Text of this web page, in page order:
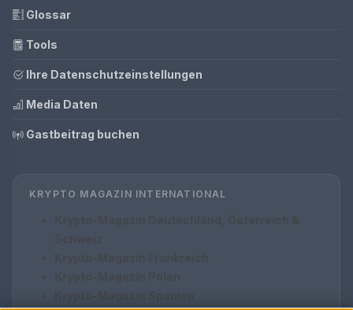
Glossar
Tools
Ihre Datenschutzeinstellungen
Media Daten
Gastbeitrag buchen
KRYPTO MAGAZIN INTERNATIONAL